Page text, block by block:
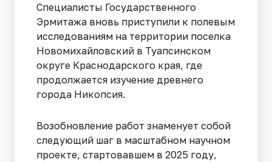
Специалисты Государственного
Эрмитажа вновь приступили к полевым
исследованиям на территории поселка
Новомихайловский в Туапсинском
округе Краснодарского края, где
продолжается изучение древнего
города Никопсия.
Возобновление работ знаменует собой
следующий шаг в масштабном научном
проекте, стартовавшем в 2025 году,